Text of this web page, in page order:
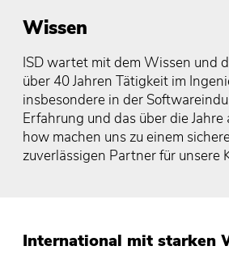
Wissen
ISD wartet mit dem Wissen und
über 40 Jahren Tätigkeit im
insbesondere in der
Erfahrung und das über die
how machen uns zu einem
zuverlässigen Partner für unsere
International mit starken